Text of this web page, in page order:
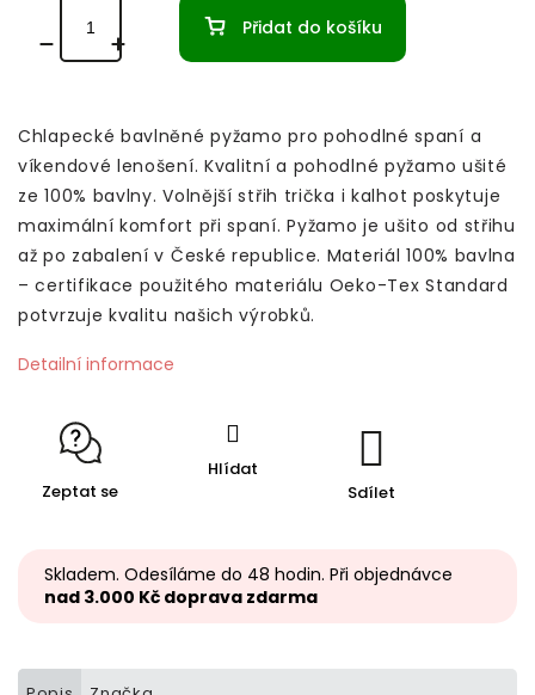
Přidat do košíku
Chlapecké bavlněné pyžamo pro pohodlné spaní a
víkendové lenošení. Kvalitní a pohodlné pyžamo ušité
ze 100% bavlny. Volnější střih trička i kalhot poskytuje
maximální komfort při spaní.Pyžamo je ušito od střihu
až po zabalení v České republice. Materiál 100% bavlna
– certifikace použitého materiálu Oeko-Tex Standard
potvrzuje kvalitu našich výrobků.
Detailní informace
Zeptat se
Hlídat
Sdílet
Skladem. Odesíláme do 48 hodin. Při objednávce
nad 3.000 Kč doprava zdarma